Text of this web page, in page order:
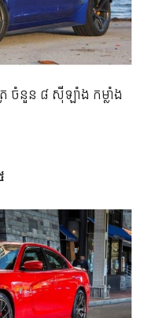
ចំនួន ៨ ស៊ីឡាំង កម្លាំង